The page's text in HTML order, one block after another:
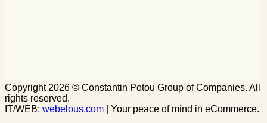
Copyright 2026 © Constantin Potou Group of Companies. All
rights reserved.
IT/WEB: webelous.com | Your peace of mind in eCommerce.